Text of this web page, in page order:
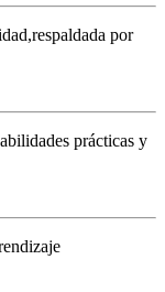
por
prácticas y